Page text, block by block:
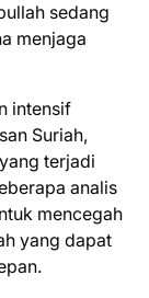
sedang
menjaga
intensif
Suriah,
terjadi
analis
mencegah
yang dapat